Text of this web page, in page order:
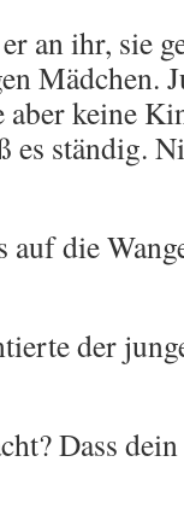
an ihr, sie
Mädchen.
aber keine
es ständig.
auf die
der
Dass